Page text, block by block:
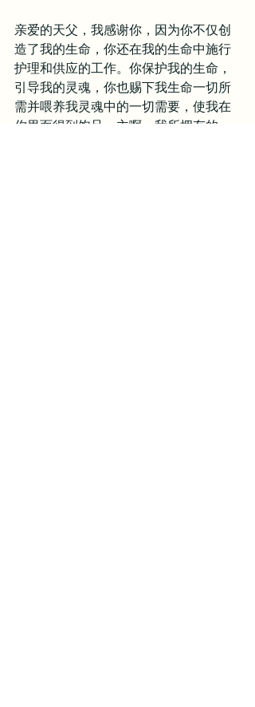
亲爱的天父，我感谢你，因为你不仅创
造了我的生命，你还在我的生命中施行
护理和供应的工作。你保护我的生命，
引导我的灵魂，你也赐下我生命一切所
需并喂养我灵魂中的一切需要，使我在
你里面得到饱足。主啊，我所拥有的一